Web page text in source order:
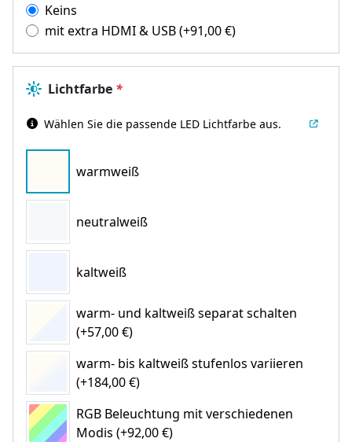
Keins
mit extra HDMI & USB(+91,00€)
Lichtfarbe *
Wählen Sie die passende LED Lichtfarbe aus.
warmweiß
neutralweiß
kaltweiß
warm- und kaltweiß separat schalten
(+57,00 €)
warm- bis kaltweiß stufenlos variieren
(+184,00 €)
RGB Beleuchtung mit verschiedenen
Modis (+92,00 €)